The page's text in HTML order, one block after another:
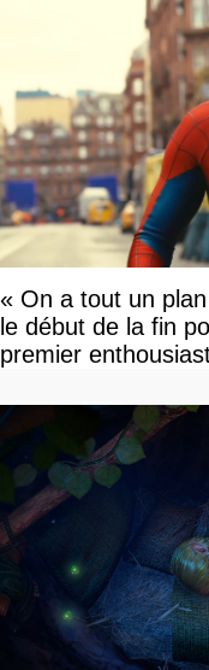
« On a tout un
le début de la fin
premier